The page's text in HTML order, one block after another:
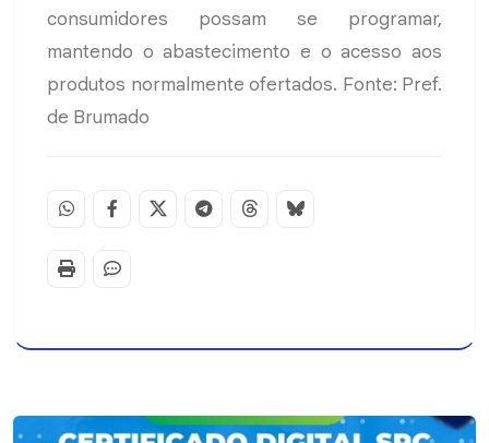
consumidores possam se programar,
mantendo o abastecimento e o acesso aos
produtos normalmente ofertados. Fonte: Pref.
de Brumado